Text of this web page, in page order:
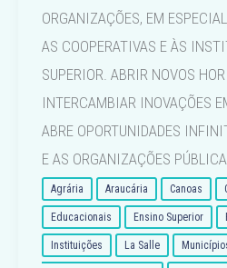
ORGANIZAÇÕES, EM
AS COOPERATIVAS E ÀS
SUPERIOR. ABRIR NOVOS
INTERCAMBIAR INOVAÇÕES
ABRE OPORTUNIDADES
E AS ORGANIZAÇÕES
Agrária Araucária Canoas
Educacionais Ensino Superior
Instituições La Salle